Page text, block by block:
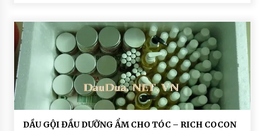
O
Ạ
G
D
DẦU GỘI ĐẦU DƯỠNG ẨM CHO TÓC – RICH COCON